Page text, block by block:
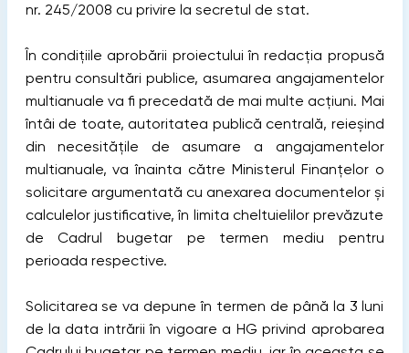
nr. 245/2008 cu privire la secretul de stat.
În condițiile aprobării proiectului în redacția propusă
pentru consultări publice, asumarea angajamentelor
multianuale va fi precedată de mai multe acțiuni. Mai
întâi de toate, autoritatea publică centrală, reieșind
din necesitățile de asumare a angajamentelor
multianuale, va înainta către Ministerul Finanțelor o
solicitare argumentată cu anexarea documentelor și
calculelor justificative, în limita cheltuielilor prevăzute
de Cadrul bugetar pe termen mediu pentru
perioada respective.
Solicitarea se va depune în termen de până la 3 luni
de la data intrării în vigoare a HG privind aprobarea